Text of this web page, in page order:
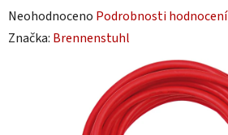
Průměrné
hodnocení
Neohodnoceno Podrobnosti hodnocení
Značka: Brennenstuhl